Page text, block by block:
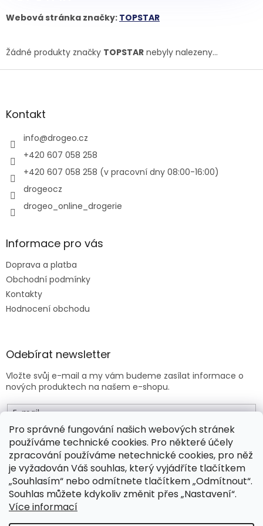
Pro správné fungování našich webových stránek
používáme technické cookies. Pro některé účely
zpracování používáme netechnické cookies, pro něž
je vyžadován Váš souhlas, který vyjádříte tlačítkem
„Souhlasím“ nebo odmítnete tlačítkem „Odmítnout“.
Souhlas můžete kdykoliv změnit přes „Nastavení“.
Více informací
Webová stránka značky: TOPSTAR
Žádné produkty značky TOPSTAR nebyly nalezeny...
Z
aKontakt
info@drogeo.cz
+420 607 058 258
+420 607 058 258 (v pracovní dny 08:00-16:00)
drogeocz
drogeo_online_drogerie
Informace pro vás
Doprava a platba
Obchodní podmínky
Kontakty
Hodnocení obchodu
Odebírat newsletter
Vložte svůj e-mail a my vám budeme zasílat informace o
nových produktech na našem e-shopu.
E-mail
Vložením e-mailu souhlasíte sobchodními podmínkami .
PŘIHLÁSIT SE